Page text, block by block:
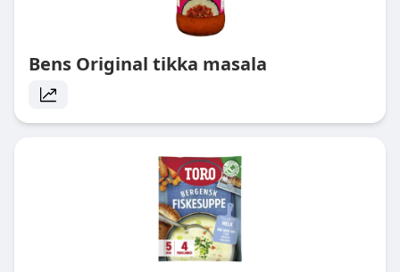
Bens Original tikka masala